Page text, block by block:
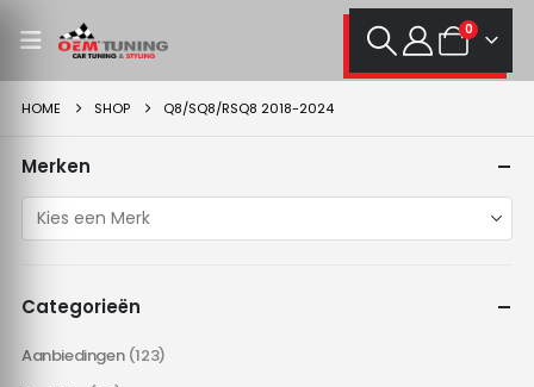
0
HOME SHOP Q8/SQ8/RSQ8 2018-2024
Merken
Categorieën
Aanbiedingen (123)